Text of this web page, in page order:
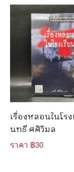
เรื่องหลอนในโร
นทธี ศศิวิมล
ราคา ฿30
📚 หนังสือทั่วไป
🦄 วรรณกรรม นิย
🎓 การศึกษา
😼 หนังสือการ์ตูน
🐲 หนังสือเด็ก
📕 นิตยสาร
🌎 International
🎲 Board Game